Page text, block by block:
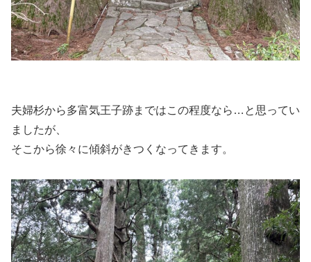
夫婦杉から多富気王子跡まではこの程度なら…と思ってい
ましたが、
そこから徐々に傾斜がきつくなってきます。